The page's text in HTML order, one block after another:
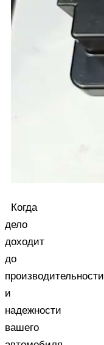
Когда
дело
доходит
до
производительности
и
надежности
вашего